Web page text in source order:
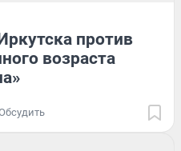
против
возраста